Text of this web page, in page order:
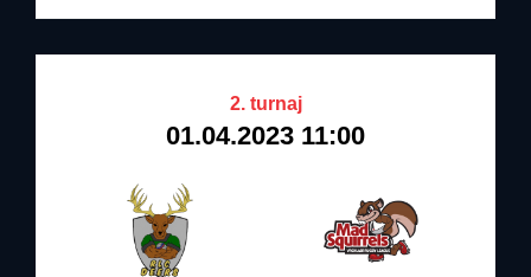
2. turnaj
01.04.2023 11:00